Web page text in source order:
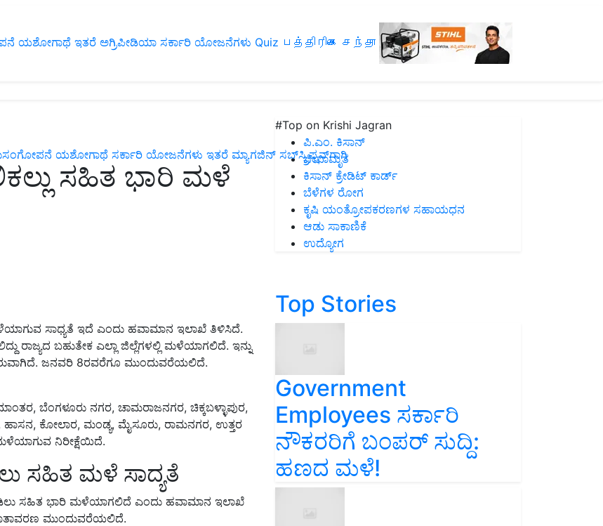
ಯಶೋಗಾಥೆ ಇತರೆ ಅಗ್ರಿಪೀಡಿಯಾ ಸರ್ಕಾರಿ ಯೋಜನೆಗಳು Quiz பத்திரிகை சந்தா
ಯಶೋಗಾಥೆ ಸರ್ಕಾರಿ ಯೋಜನೆಗಳು ಇತರೆ ಮ್ಯಾಗಜಿನ್‌ ಸಬ್‌ಸ್ಕ್ರಿಪ್ಷನ್‌ಗಾಗಿ
ಸಹಿತ ಭಾರಿ ಮಳೆ
ಸಾಧ್ಯತೆ ಇದೆ ಎಂದು ಹವಾಮಾನ ಇಲಾಖೆ ತಿಳಿಸಿದೆ.
ರಾಜ್ಯದ ಬಹುತೇಕ ಎಲ್ಲಾ ಜಿಲ್ಲೆಗಳಲ್ಲಿ ಮಳೆಯಾಗಲಿದೆ. ಇನ್ನು
ಜನವರಿ 8ರವರೆಗೂ ಮುಂದುವರೆಯಲಿದೆ.
ಬೆಂಗಳೂರು ನಗರ, ಚಾಮರಾಜನಗರ, ಚಿಕ್ಕಬಳ್ಳಾಪುರ,
ಹಾಸನ, ಕೋಲಾರ, ಮಂಡ್ಯ, ಮೈಸೂರು, ರಾಮನಗರ, ಉತ್ತರ
ನಿರೀಕ್ಷೆಯಿದೆ.
ಸಹಿತ ಮಳೆ ಸಾದ್ಯತೆ
ಸಹಿತ ಭಾರಿ ಮಳೆಯಾಗಲಿದೆ ಎಂದು ಹವಾಮಾನ ಇಲಾಖೆ
ಮುಂದುವರೆಯಲಿದೆ.
#Top on Krishi Jagran
ಪಿ.ಎಂ. ಕಿಸಾನ್
ಜೀವಾಮೃತ
ಕಿಸಾನ್ ಕ್ರೇಡಿಟ್ ಕಾರ್ಡ್
ಬೆಳೆಗಳ ರೋಗ
ಕೃಷಿ ಯಂತ್ರೋಪಕರಣಗಳ ಸಹಾಯಧನ
ಆಡು ಸಾಕಾಣಿಕೆ
ಉದ್ಯೋಗ
Top Stories
Government
Employees ಸರ್ಕಾರಿ
ನೌಕರರಿಗೆ ಬಂಪರ್‌ ಸುದ್ದಿ:
ಹಣದ ಮಳೆ!